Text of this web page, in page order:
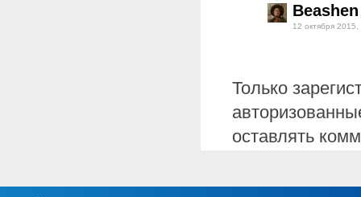
Beashen
12 октября 2015,
Только
оставлять